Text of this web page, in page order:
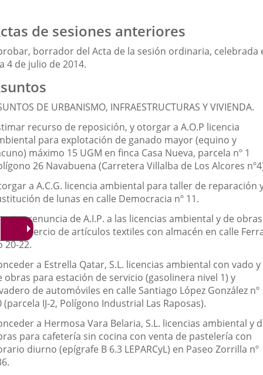
de sesiones anteriores
borrador del Acta de la sesión ordinaria, celebrada
4 de julio de 2014.
DE URBANISMO, INFRAESTRUCTURAS Y VIVIENDA.
recurso de reposición, y otorgar a A.O.P licencia
para explotación de ganado mayor (equino y
máximo 15 UGM en finca Casa Nueva, parcela nº 1
26 Navabuena (Carretera Villalba de Los Alcores
a A.C.G. licencia ambiental para taller de reparación
de lunas en calle Democracia nº 11.
renuncia de A.I.P. a las licencias ambiental y de obras
comercio de artículos textiles con almacén en calle
20-22.
a Estrella Qatar, S.L. licencias ambiental con vado y
obras para estación de servicio (gasolinera nivel 1) y
de automóviles en calle Santiago López González nº
(parcela IJ-2, Polígono Industrial Las Raposas).
a Hermosa Vara Belaria, S.L. licencias ambiental y
para cafetería sin cocina con venta de pastelería con
diurno (epígrafe B 6.3 LEPARCyL) en Paseo Zorrilla nº